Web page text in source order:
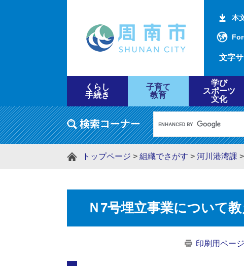
本
文字
くらし
手続き
子育て
教育
学び
スポーツ
文化
トップページ > 組織でさがす > 河川港湾課 >
Ｎ7号埋立事業について教
印刷用ペー